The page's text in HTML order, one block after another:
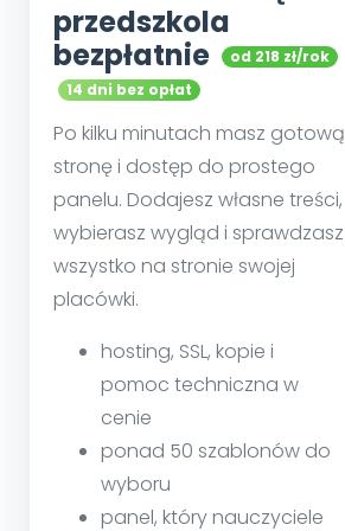
przedszkola
bezpłatnie
od 218 zł/rok
14 dni bez opłat
Po kilku minutach masz gotową
stronę i dostęp do prostego
panelu. Dodajesz własne treści,
wybierasz wygląd i sprawdzasz
wszystko na stronie swojej
placówki.
hosting, SSL, kopie i
pomoc techniczna w
cenie
ponad 50 szablonów do
wyboru
panel, który nauczyciele